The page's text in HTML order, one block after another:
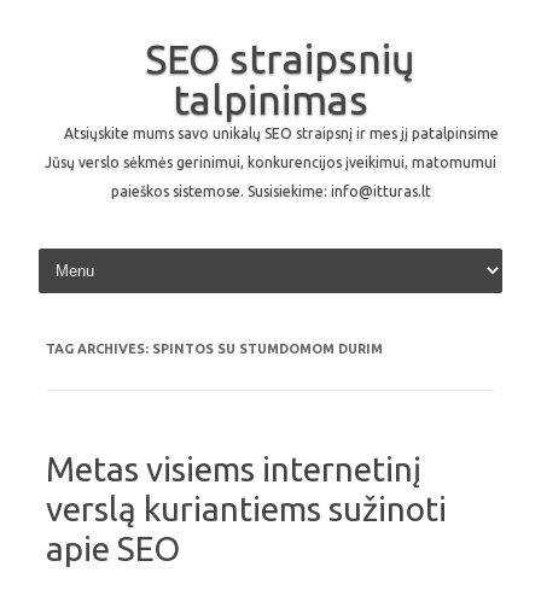
SEO straipsnių
talpinimas
Atsiųskite mums savo unikalų SEO straipsnį ir mes jį patalpinsime
Jūsų verslo sėkmės gerinimui, konkurencijos įveikimui, matomumui
paieškos sistemose. Susisiekime: info@itturas.lt
Skip to content
TAG ARCHIVES: SPINTOS SU STUMDOMOM DURIM
Metas visiems internetinį
verslą kuriantiems sužinoti
apie SEO